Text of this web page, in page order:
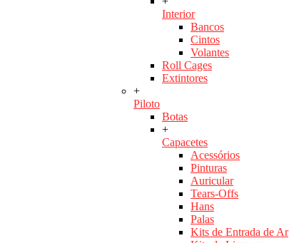
Interior
Bancos
Cintos
Volantes
Roll Cages
Extintores
+
Piloto
Botas
+
Capacetes
Acessórios
Pinturas
Auricular
Tears-Offs
Hans
Palas
Kits de Entrada de Ar